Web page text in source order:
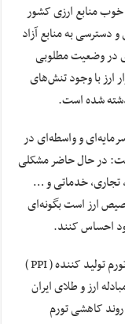
خوب منابع ارزی کشور
دسترسی به منابع آزاد
در وضعیت مطلوبی
ارز با وجود تنش‌های
شده است.
سرمایه‌ای و واسطه‌ای در
در حال حاضر مشکلی
تجاری، خدماتی و …
ارز است بگونه‌ای
احساس کنند.
رئیس شورای پول و اعتبار با اشاره به اینکه شاخص تورم تولید کننده ( PPI )
مبادله ارز و طلای ایران
کاهشی تورم